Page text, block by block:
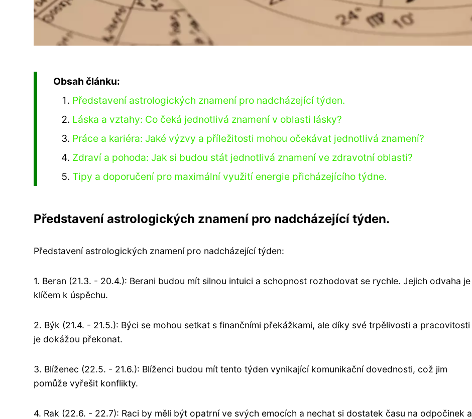
Obsah článku:
Představení astrologických znamení pro nadcházející týden.
Láska a vztahy: Co čeká jednotlivá znamení v oblasti lásky?
Práce a kariéra: Jaké výzvy a příležitosti mohou očekávat jednotlivá znamení?
Zdraví a pohoda: Jak si budou stát jednotlivá znamení ve zdravotní oblasti?
Tipy a doporučení pro maximální využití energie přicházejícího týdne.
Představení astrologických znamení pro nadcházející týden.
Představení astrologických znamení pro nadcházející týden:
1. Beran (21.3. - 20.4.): Berani budou mít silnou intuici a schopnost rozhodovat se rychle. Jejich odvaha je
klíčem k úspěchu.
2. Býk (21.4. - 21.5.): Býci se mohou setkat s finančními překážkami, ale díky své trpělivosti a pracovitosti
je dokážou překonat.
3. Blíženec (22.5. - 21.6.): Blíženci budou mít tento týden vynikající komunikační dovednosti, což jim
pomůže vyřešit konflikty.
4. Rak (22.6. - 22.7): Raci by měli být opatrní ve svých emocích a nechat si dostatek času na odpočinek a